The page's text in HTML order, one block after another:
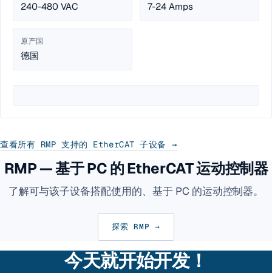
240-480 VAC 7-24 Amps
原产国
德国
查看所有 RMP 支持的 EtherCAT 子设备 →
RMP — 基于 PC 的 EtherCAT 运动控制器
了解可与该子设备搭配使用的、基于 PC 的运动控制器。
探索 RMP →
今天就开始开发！